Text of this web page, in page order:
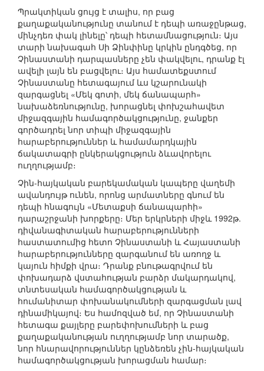
Պրակտիկան ցույց է տալիս, որ բաց
քաղաքականությունը տանում է դեպի առաջընթաց,
մինչդեռ փակ լինելը՝ դեպի հետամնացություն։ Այս
տարի նախագահ Սի Ձինփինը կրկին ընդգծեց, որ
Չինաստանի դարպասները չեն փակվելու, դրանք էլ
ավելի լայն են բացվելու։ Այս համատեքստում
Չինաստանը հետագայում ևս կշարունակի
զարգացնել «Մեկ գոտի, մեկ ճանապարհ»
նախաձեռնությունը, խորացնել փոխշահավետ
միջազգային համագործակցությունը, ջանքեր
գործադրել նոր տիպի միջազգային
հարաբերություններ և համամարդկային
ճակատագրի ընկերակցություն ձևավորելու
ուղղությամբ։
Չին-հայկական բարեկամական կապերը վաղեմի
ավանդույթ ունեն, որոնց արմատները գնում են
դեպի հնագույն «Մետաքսի ճանապարհի»
դարաշրջանի խորքերը։ Մեր երկրների միջև 1992թ.
դիվանագիտական հարաբերությունների
հաստատումից հետո Չինաստանի և Հայաստանի
հարաբերությունները զարգանում են առողջ և
կայուն հիմքի վրա։ Դրանք բնութագրվում են
փոխադարձ վստահության բարձր մակարդակով,
տնտեսական համագործակցության և
հումանիտար փոխանակումների զարգացման լավ
դինամիկայով։ Ես համոզված եմ, որ Չինաստանի
հետագա քայլերը բարեփոխումների և բաց
քաղաքականության ուղղությամբ նոր տարածք,
նոր հնարավորություններ կընձեռեն չին-հայկական
համագործակցության խորացման համար։